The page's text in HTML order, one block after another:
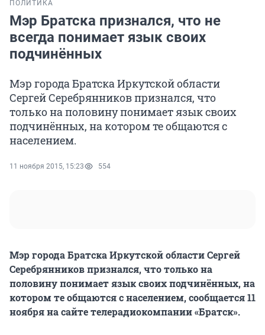
ПОЛИТИКА
Мэр Братска признался, что не
всегда понимает язык своих
подчинённых
Мэр города Братска Иркутской области
Сергей Серебрянников признался, что
только на половину понимает язык своих
подчинённых, на котором те общаются с
населением.
11 ноября 2015, 15:23 554
Мэр города Братска Иркутской области Сергей
Серебрянников признался, что только на
половину понимает язык своих подчинённых, на
котором те общаются с населением, сообщается 11
ноября на сайте телерадиокомпании «Братск».